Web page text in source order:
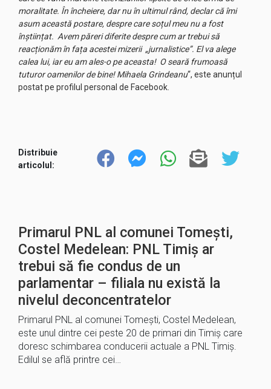
moralitate. În încheiere, dar nu în ultimul rând, declar că îmi
asum această postare, despre care soțul meu nu a fost
înștiințat. Avem păreri diferite despre cum ar trebui să
reacționăm în fața acestei mizerii „jurnalistice”. El va alege
calea lui, iar eu am ales-o pe aceasta! O seară frumoasă
tuturor oamenilor de bine! Mihaela Grindeanu“, este anunțul
postat pe profilul personal de Facebook.
Distribuie
articolul:
Primarul PNL al comunei Tomești,
Costel Medelean: PNL Timiș ar
trebui să fie condus de un
parlamentar – filiala nu există la
nivelul deconcentratelor
Primarul PNL al comunei Tomești, Costel Medelean,
este unul dintre cei peste 20 de primari din Timiș care
doresc schimbarea conducerii actuale a PNL Timiș.
Edilul se află printre cei…